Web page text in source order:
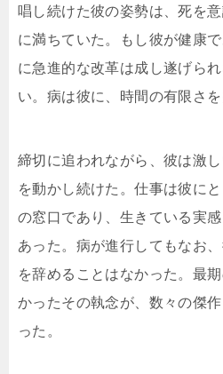
唱し続けた彼の姿勢は、死を
に満ちていた。もし彼が健康
に急進的な改革は成し遂げら
い。病は彼に、時間の有限さを
締切に追われながら、彼は激
を動かし続けた。仕事は彼に
の窓口であり、生きている実
あった。病が進行してもなお
を辞めることはなかった。最
かったその執念が、数々の傑
った。